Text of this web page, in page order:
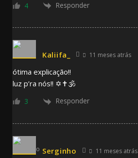
4 Responder
Kaliifa_ 11 meses atrás
ótima explicação!!
luz p’ra nós!! ✡️✝️🕉
3 Responder
Serginho 11 meses atrás